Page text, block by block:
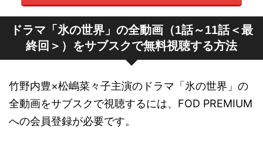
ドラマ「氷の世界」の全動画（1話～11話＜最
終回＞）をサブスクで無料視聴する方法
竹野内豊×松嶋菜々子主演のドラマ「氷の世界」の
全動画をサブスクで視聴するには、FOD PREMIUM
への会員登録が必要です。